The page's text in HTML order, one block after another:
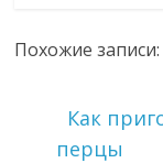
Похожие записи:
Как
перцы